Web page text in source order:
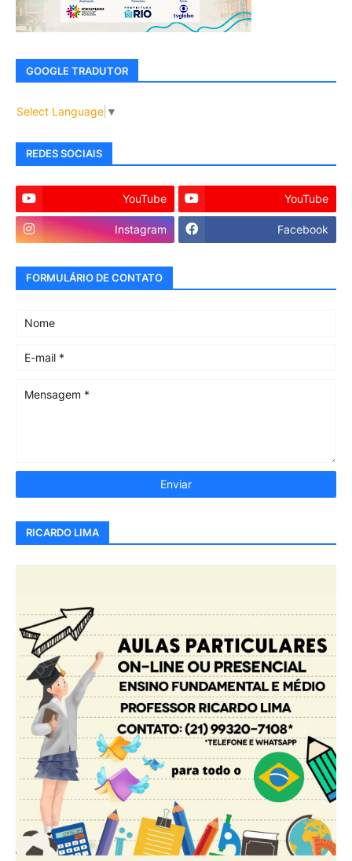
GOOGLE TRADUTOR
Select Language ▼
REDES SOCIAIS
YouTube YouTube
Instagram Facebook
FORMULÁRIO DE CONTATO
RICARDO LIMA